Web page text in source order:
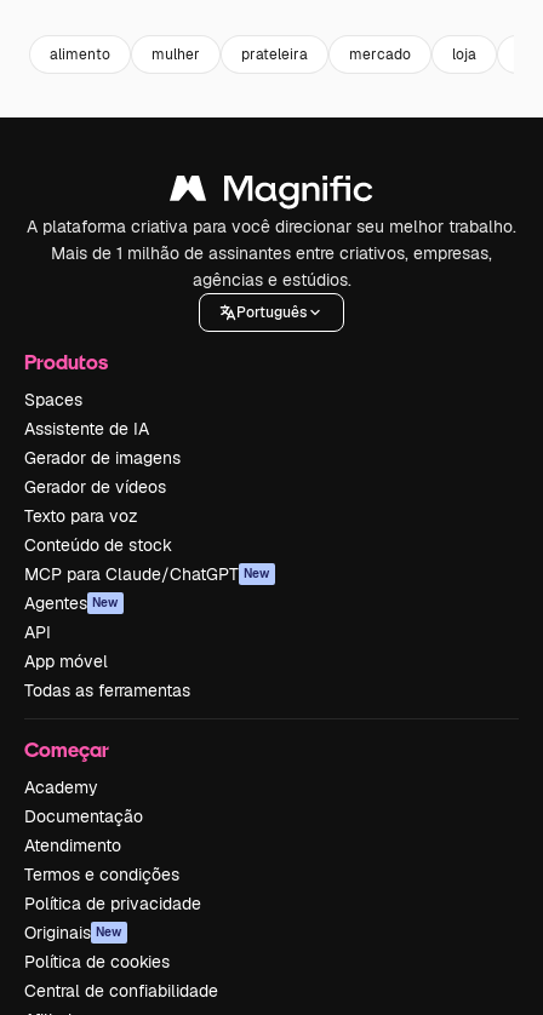
alimento mulher prateleira mercado loja
A plataforma criativa para você direcionar seu melhor trabalho.
Mais de 1 milhão de assinantes entre criativos, empresas,
agências e estúdios.
Português
Produtos
Spaces
Assistente de IA
Gerador de imagens
Gerador de vídeos
Texto para voz
Conteúdo de stock
MCP para Claude/ChatGPT New
Agentes New
API
App móvel
Todas as ferramentas
Começar
Academy
Documentação
Atendimento
Termos e condições
Política de privacidade
Originais New
Política de cookies
Central de confiabilidade